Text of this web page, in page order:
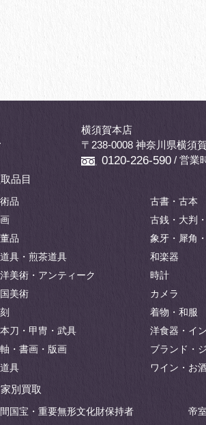
横須賀本店
〒238-0008 神奈川県横須
0120-226-590 / 営業
品目
品
品
具・煎茶道具
美術・アンティーク
美術
刀・甲冑・武具
・書画・版画
具
古書・古本
古銭・大判
象牙・犀角
和楽器
時計
カメラ
着物・和服
洋食器・イ
ブランド・
ワイン・お
別買取
間国宝・重要無形文化財保持者
帝